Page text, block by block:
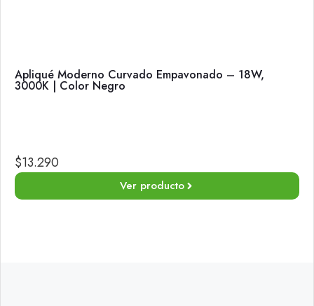
Apliqué Moderno Curvado Empavonado – 18W,
3000K | Color Negro
$13.290
Ver producto